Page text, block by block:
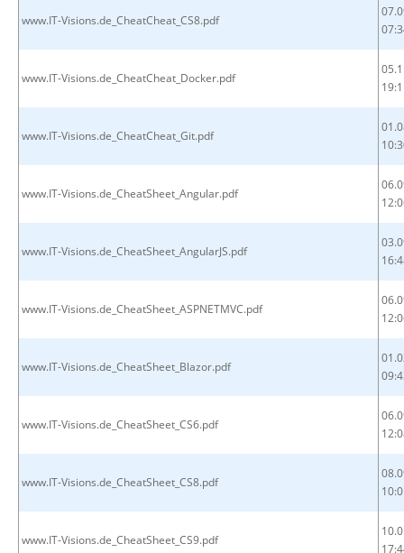
www.IT-Visions.de_CheatCheat_CS8.pdf
www.IT-Visions.de_CheatCheat_Docker.pdf
www.IT-Visions.de_CheatCheat_Git.pdf
www.IT-Visions.de_CheatSheet_Angular.pdf
www.IT-Visions.de_CheatSheet_AngularJS.pdf
www.IT-Visions.de_CheatSheet_ASPNETMVC.pdf
www.IT-Visions.de_CheatSheet_Blazor.pdf
www.IT-Visions.de_CheatSheet_CS6.pdf
www.IT-Visions.de_CheatSheet_CS8.pdf
www.IT-Visions.de_CheatSheet_CS9.pdf